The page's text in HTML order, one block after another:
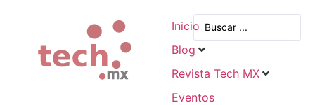
Inicio
Blog
Revista Tech MX
Eventos